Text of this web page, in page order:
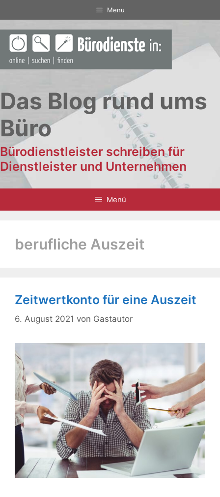
Inhalt
springen
Menu
Das Blog rund ums
Büro
Bürodienstleister schreiben für
Dienstleister und Unternehmen
Menü
berufliche Auszeit
Zeitwertkonto für eine Auszeit
6. August 2021 von Gastautor